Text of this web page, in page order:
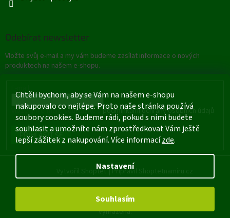
Chtěli bychom, aby se Vám na našem e-shopu
nakupovalo co nejlépe. Proto naše stránka používá
soubory cookies. Budeme rádi, pokud s nimi budete
souhlasit a umožníte nám zprostředkovat Vám ještě
lepší zážitek z nakupování. Více informacízde.
Nastavení
Souhlasím
Odebírat newsletter
Vložte svůj e-mail a my vám budeme zasílat informace o nových
produktech na našem e-shopu.
Vložením e-mailu souhlasíte s podmínkami ochrany osobních údajů
PŘIHLÁSIT SE
Vytvořil Shoptet |Připravil Shoptetnamiru.cz
Rybářské potřeby - Štětí
vyhrazena.